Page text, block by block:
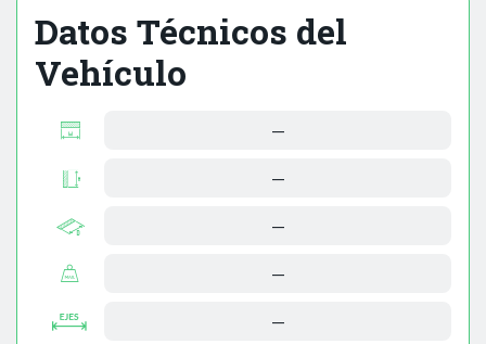
Datos Técnicos del
Vehículo
—
—
—
—
—